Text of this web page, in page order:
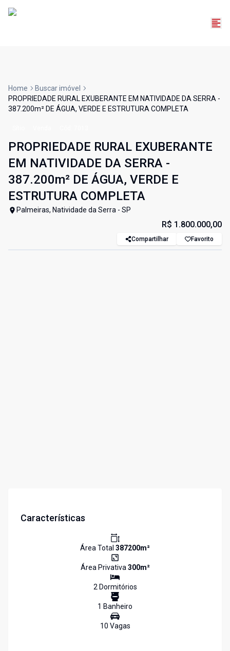
Home
Buscar imóvel
PROPRIEDADE RURAL EXUBERANTE EM NATIVIDADE DA SERRA -
387.200m² DE ÁGUA, VERDE E ESTRUTURA COMPLETA
PROPRIEDADE RURAL EXUBERANTE
EM NATIVIDADE DA SERRA -
387.200m² DE ÁGUA, VERDE E
ESTRUTURA COMPLETA
Palmeiras, Natividade da Serra - SP
R$ 1.800.000,00
Compartilhar Favorito
Características
Área Total 387200m²
Área Privativa300m²
2Dormitórios
1 Banheiro
10 Vagas